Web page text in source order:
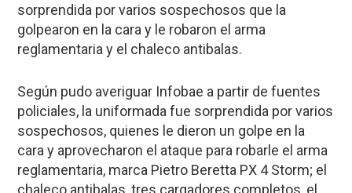
sorprendida por varios sospechosos que la
golpearon en la cara y le robaron el arma
reglamentaria y el chaleco antibalas.
Según pudo averiguar Infobae a partir de fuentes
policiales, la uniformada fue sorprendida por varios
sospechosos, quienes le dieron un golpe en la
cara y aprovecharon el ataque para robarle el arma
reglamentaria, marca Pietro Beretta PX 4 Storm; el
chaleco antibalas, tres cargadores completos, el